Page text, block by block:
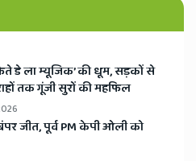
डे ला म्यूजिक’ की धूम, सड़कों से
तक गूंजी सुरों की महफिल
जीत, पूर्व PM केपी ओली को